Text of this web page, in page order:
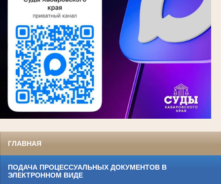
ГЛАВНАЯ
ПОДАЧА ПРОЦЕССУАЛЬНЫХ ДОКУМЕНТОВ В
ЭЛЕКТРОННОМ ВИДЕ